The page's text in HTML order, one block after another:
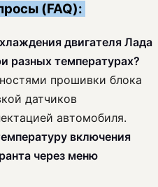
(FAQ):
двигателя Лада
разных температурах?
прошивки блока
датчиков
автомобиля.
включения
через меню